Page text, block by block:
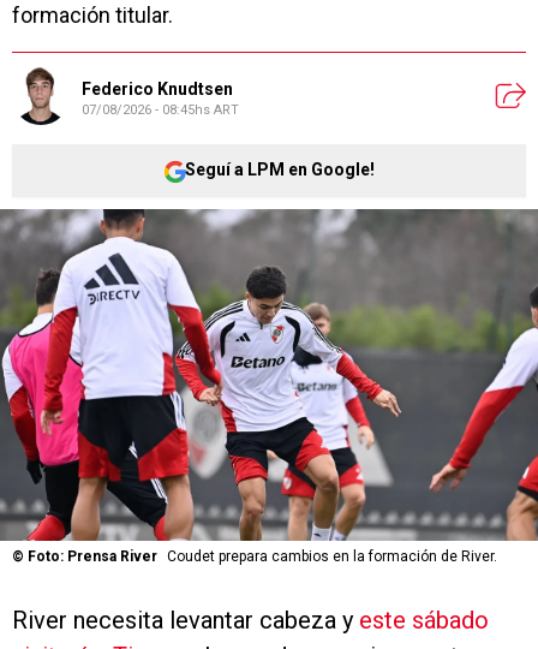
formación titular.
Federico Knudtsen
07/08/2026 - 08:45hs ART
Seguí a LPM en Google!
© Foto: Prensa River Coudet prepara cambios en la formación de River.
River necesita levantar cabeza y este sábado